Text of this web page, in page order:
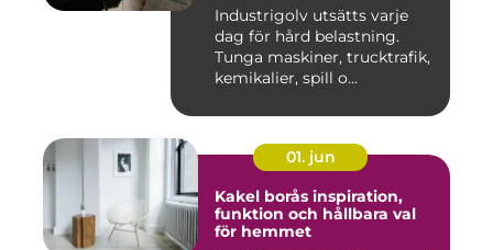
Industrigolv utsätts varje
dag för hård belastning.
Tunga maskiner, trucktrafik,
kemikalier, spill o...
01. jun
Kakel borås inspiration,
funktion och hållbara val
för hemmet